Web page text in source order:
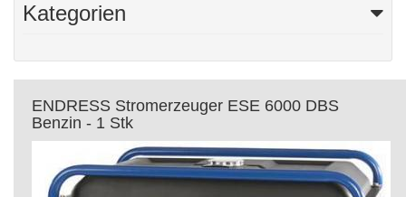
Kategorien
ENDRESS Stromerzeuger ESE 6000 DBS
Benzin - 1 Stk